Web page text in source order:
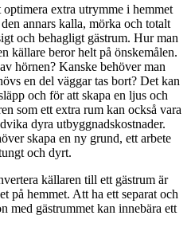
extra utrymme i hemmet
annars kalla, mörka och totalt
och behagligt gästrum. Hur man
källare beror helt på önskemålen.
hörnen? Kanske behöver man
en del väggar tas bort? Det kan
och för att skapa en ljus och
som ett extra rum kan också vara
dyra utbyggnadskostnader.
skapa en ny grund, ett arbete
och dyrt.
källaren till ett gästrum är
på hemmet. Att ha ett separat och
med gästrummet kan innebära ett